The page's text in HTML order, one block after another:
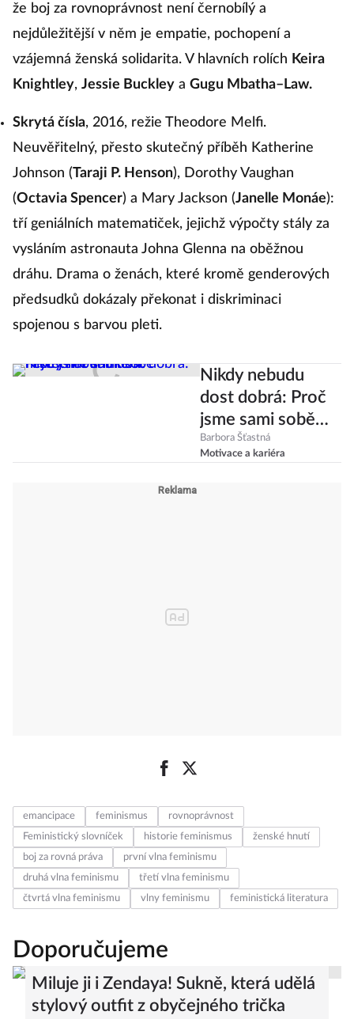
že boj za rovnoprávnost není černobílý a
nejdůležitější v něm je empatie, pochopení a
vzájemná ženská solidarita. V hlavních rolích Keira
Knightley, Jessie Buckley a Gugu Mbatha–Law.
Skrytá čísla, 2016, režie Theodore Melfi.
Neuvěřitelný, přesto skutečný příběh Katherine
Johnson (Taraji P. Henson), Dorothy Vaughan
(Octavia Spencer) a Mary Jackson (Janelle Monáe):
tří geniálních matematiček, jejichž výpočty stály za
vysláním astronauta Johna Glenna na oběžnou
dráhu. Drama o ženách, které kromě genderových
předsudků dokázaly překonat i diskriminaci
spojenou s barvou pleti.
Nikdy nebudu
dost dobrá: Proč
jsme sami sobě
největším
kritikem?
Barbora Šťastná
Motivace a kariéra
emancipace feminismus
rovnoprávnost
Feministický slovníček
historie feminismus
ženské hnutí
boj za rovná práva
první vlna feminismu
druhá vlna feminismu
třetí vlna feminismu
čtvrtá vlna feminismu
vlny feminismu feministická literatura
Doporučujeme
Miluje ji i Zendaya! Sukně, která udělá
stylový outfit z obyčejného trička